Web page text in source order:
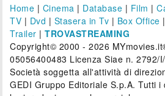
Home | Cinema | Database | Film |
TV | Dvd | Stasera in Tv | Box Office |
Trailer |TROVASTREAMING
Copyright© 2000 - 2026
05056400483 Licenza Siae n. 2792/
Società soggetta all'attività di
GEDI Gruppo Editoriale S.p.A. Tutti